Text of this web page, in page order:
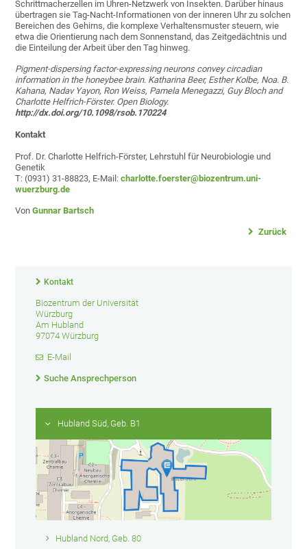
Schrittmacherzellen im Uhren-Netzwerk von Insekten. Darüber hinaus
übertragen sie Tag-Nacht-Informationen von der inneren Uhr zu solchen
Bereichen des Gehirns, die komplexe Verhaltensmuster steuern, wie
etwa die Orientierung nach dem Sonnenstand, das Zeitgedächtnis und
die Einteilung der Arbeit über den Tag hinweg.
Pigment-dispersing factor-expressing neurons convey circadian
information in the honeybee brain. Katharina Beer, Esther Kolbe, Noa. B.
Kahana, Nadav Yayon, Ron Weiss, Pamela Menegazzi, Guy Bloch and
Charlotte Helfrich-Förster. Open Biology.
http://dx.doi.org/10.1098/rsob.170224
Kontakt
Prof. Dr. Charlotte Helfrich-Förster, Lehrstuhl für Neurobiologie und
Genetik
T: (0931) 31-88823, E-Mail:charlotte.foerster@biozentrum.uni-
wuerzburg.de
VonGunnar Bartsch
Zurück
Kontakt
Biozentrum der Universität
Würzburg
Am Hubland
97074 Würzburg
E-Mail
Suche Ansprechperson
Hubland Süd, Geb. B1
Hubland Nord, Geb. 80